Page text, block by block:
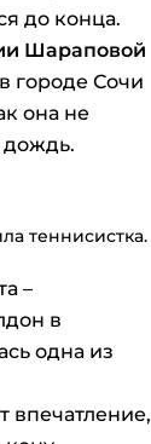
до конца.
Шараповой
городе Сочи
она не
дождь.
теннисистка.
–
в
одна из
впечатление,